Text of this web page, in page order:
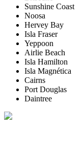
Sunshine Coast
Noosa
Hervey Bay
Isla Fraser
Yeppoon
Airlie Beach
Isla Hamilton
Isla Magnética
Cairns
Port Douglas
Daintree